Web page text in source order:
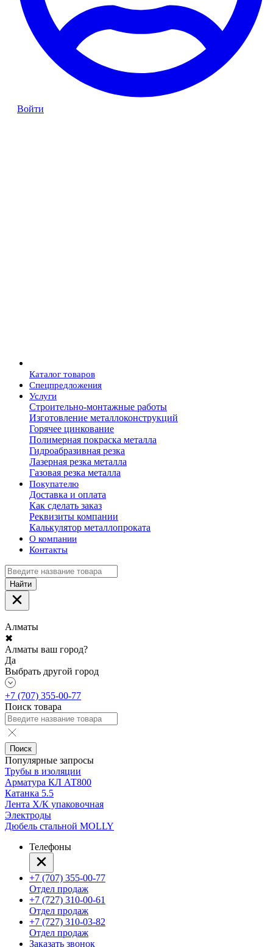
Войти
Каталог товаров
Спецпредложения
Услуги
Строительно-монтажные работы
Изготовление металлоконструкций
Горячее цинкование
Полимерная покраска металла
Гидроабразивная резка
Лазерная резка металла
Газовая резка металла
Покупателю
Доставка и оплата
Как сделать заказ
Реквизиты компании
Калькулятор металлопроката
О компании
Контакты
Найти
Алматы
✖
Алматы ваш город?
Да
Выбрать другой город
+7 (707) 355-00-77
Поиск товара
Поиск
Популярные запросы
Трубы в изоляции
Арматура КЛ АТ800
Катанка 5.5
Лента Х/К упаковочная
Электроды
Дюбель стальной MOLLY
Телефоны
+7 (707) 355-00-77
Отдел продаж
+7 (727) 310-00-61
Отдел продаж
+7 (727) 310-03-82
Отдел продаж
Заказать звонок